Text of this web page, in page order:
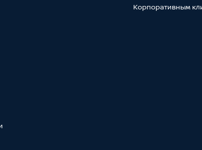
Корпоративным